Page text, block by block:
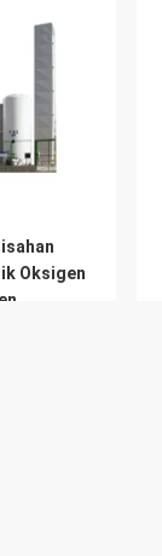
Oksigen